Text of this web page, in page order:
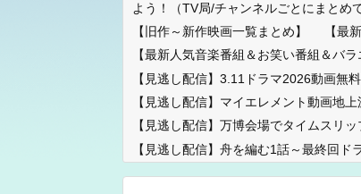
よう！（TV局/チャンネルごとにまとめ
【旧作～新作映画一覧まとめ】
【最
【最新人気音楽番組＆お笑い番組＆バ
【見逃し配信】3.11ドラマ2026動画無
【見逃し配信】マイエレメント動画地
【見逃し配信】万博会場でタイムスリ
【見逃し配信】舟を編む1話～最終回ド